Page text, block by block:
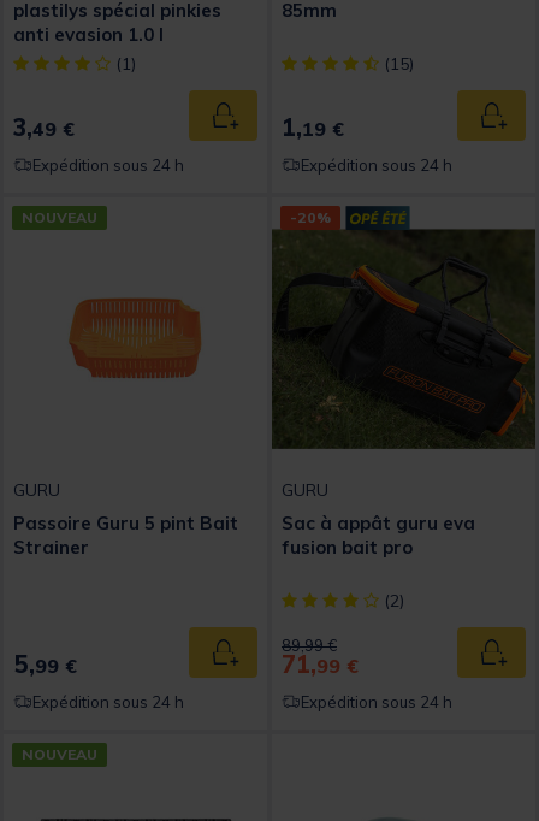
plastilys spécial pinkies
anti evasion 1.0 l
[object Object] out of 5 Customer Rating
(1)
3,49 € Ajouter au panier
Expédition sous 24 h
85mm
[object Object] out of 5
(15)
1,19 €
Expédition sous 24 h
NOUVEAU
GURU
Passoire Guru 5 pint Bait
Strainer
5,99 € Ajouter au panier
Expédition sous 24 h
-20%
GURU
Sac à appât guru eva
fusion bait pro
[object Object] out of 5
(2)
Price reduced from
89,99 €to
71,99 €
Expédition sous 24 h
NOUVEAU